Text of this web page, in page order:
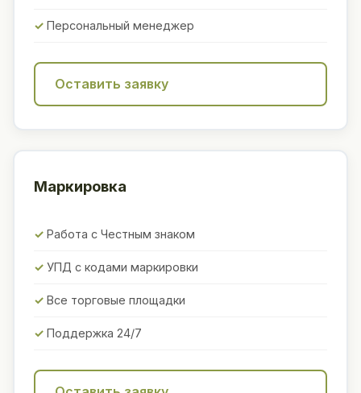
Персональный менеджер
Оставить заявку
Маркировка
Работа с Честным знаком
УПД с кодами маркировки
Все торговые площадки
Поддержка 24/7